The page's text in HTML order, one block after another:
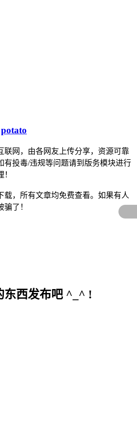
potato
联网，由各网友上传分享，资源可靠
有投毒/违规等问题请到版务模块进行
载，所有文章均免费查看。如果有人
了！
东西发布吧 ^_^ !